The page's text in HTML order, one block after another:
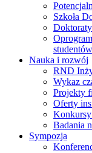
Szkoła
Nauka i rozwój
RND
Wykaz
Projekty
Oferty
Badania
Sympozja